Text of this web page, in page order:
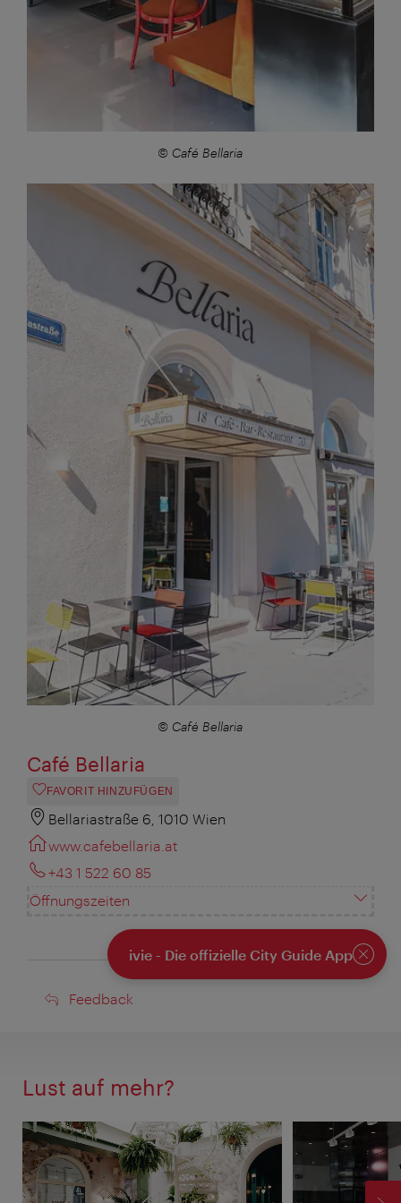
© Café Bellaria
Großansicht:
© Café Bellaria
Café Bellaria
FAVORIT HINZUFÜGEN
Bellariastraße 6, 1010 Wien
www.cafebellaria.at
+43 1 522 60 85
Öffnungszeiten
Feedback
Feedback
ivie - Die offizielle City Guide App
Lust auf mehr?